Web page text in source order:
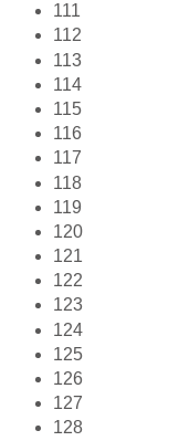
111
112
113
114
115
116
117
118
119
120
121
122
123
124
125
126
127
128